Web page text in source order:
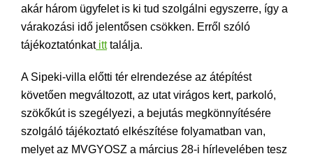
akár három ügyfelet is ki tud szolgálni egyszerre, így a
várakozási idő jelentősen csökken. Erről szóló
tájékoztatónkatitttalálja.
A Sipeki-villa előtti tér elrendezése az átépítést
követően megváltozott, az utat virágos kert, parkoló,
szökőkút is szegélyezi, a bejutás megkönnyítésére
szolgáló tájékoztató elkészítése folyamatban van,
melyet az MVGYOSZ a március 28-i hírlevelében tesz